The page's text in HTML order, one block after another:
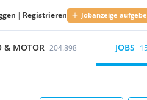
| Registrieren Jobanzeige
& MOTOR 204.898 JOBS